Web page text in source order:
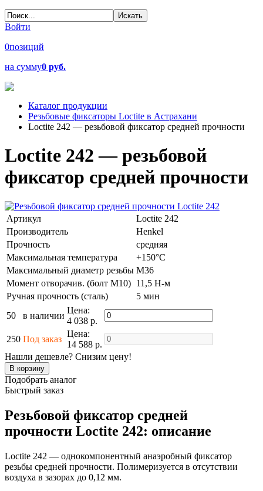
Войти
0позиций
на сумму0 руб.
Каталог продукции
Резьбовые фиксаторы Loctite в Астрахани
Loctite 242 — резьбовой фиксатор средней прочности
Loctite 242 — резьбовой
фиксатор средней прочности
Артикул
Loctite 242
Производитель
Henkel
Прочность
средняя
Максимальная температура
+150°C
Максимальный диаметр резьбы M36
Момент отворачив. (болт М10) 11,5 Н-м
Ручная прочность (сталь)
5 мин
50
в наличии
Цена:
4 038 р.
250 Под заказ
Цена:
14 588 р.
Нашли дешевле? Снизим цену!
Подобрать аналог
Быстрый заказ
Резьбовой фиксатор средней
прочности Loctite 242: описание
Loctite 242 — однокомпонентный анаэробный фиксатор
резьбы средней прочности. Полимеризуется в отсутствии
воздуха в зазорах до 0,12 мм.